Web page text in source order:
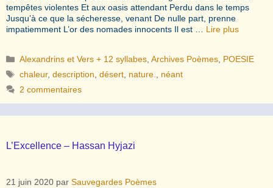
tempêtes violentes Et aux oasis attendant Perdu dans le temps
Jusqu’à ce que la sécheresse, venant De nulle part, prenne
impatiemment L’or des nomades innocents Il est … Lire plus
Catégories
Alexandrins et Vers + 12 syllabes ,Archives Poèmes POESIE
Étiquettes
chaleur,description ,désert nature.
néant
2 commentaires
L’Excellence – Hassan Hyjazi
21 juin 2020 par Sauvegardes Poèmes